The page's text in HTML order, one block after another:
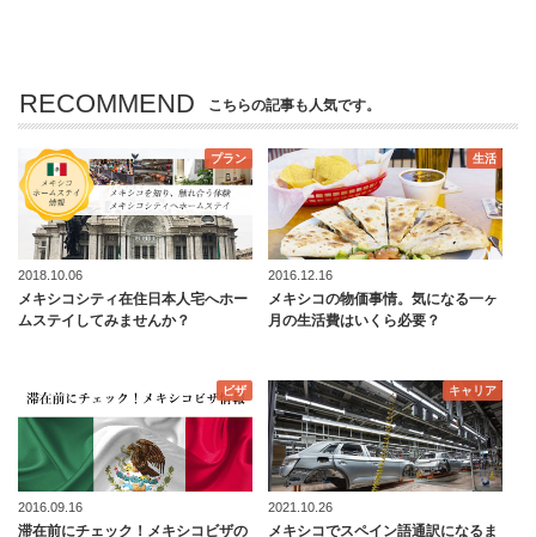
RECOMMEND こちらの記事も人気です。
プラン
2018.10.06
メキシコシティ在住日本人宅へホー
ムステイしてみませんか？
生活
2016.12.16
メキシコの物価事情。気になる一ヶ
月の生活費はいくら必要？
ビザ
2016.09.16
滞在前にチェック！メキシコビザの
キャリア
2021.10.26
メキシコでスペイン語通訳になるま